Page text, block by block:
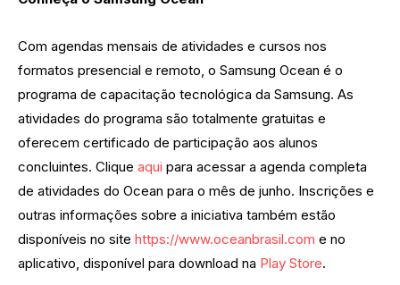
Com agendas mensais de atividades e cursos nos
formatos presencial e remoto, o Samsung Ocean é o
programa de capacitação tecnológica da Samsung. As
atividades do programa são totalmente gratuitas e
oferecem certificado de participação aos alunos
concluintes. Clique aqui para acessar a agenda completa
de atividades do Ocean para o mês de junho. Inscrições e
outras informações sobre a iniciativa também estão
disponíveis no site https://www.oceanbrasil.com e no
aplicativo, disponível para download na Play Store.